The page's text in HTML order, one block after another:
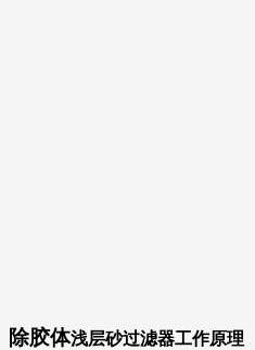
除胶体浅层砂过滤器工作原理